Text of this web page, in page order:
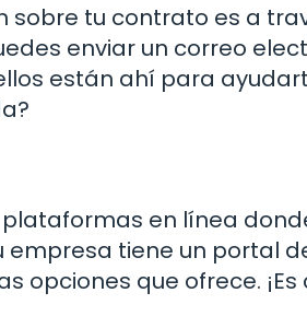
sobre tu contrato es a
enviar un correo
están ahí para
en línea
empresa tiene un portal
opciones que ofrece. ¡Es